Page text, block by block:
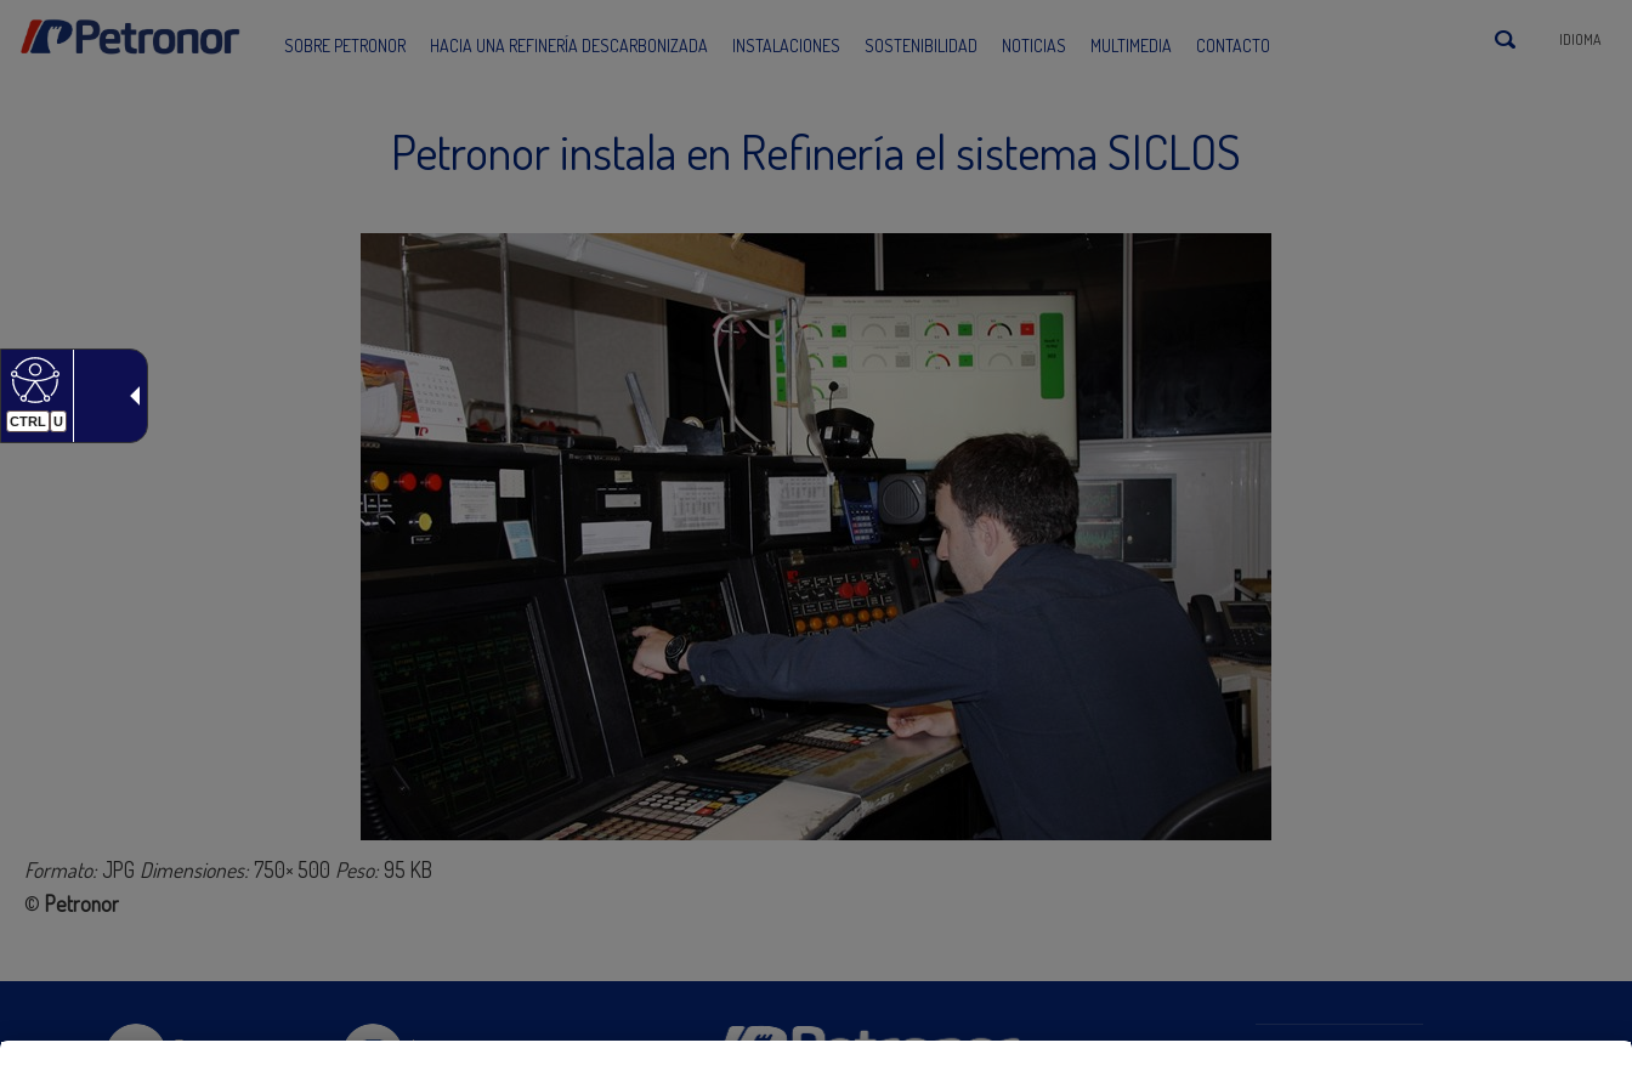
CTRL U
SOBRE PETRONOR HACIA UNA REFINERÍA DESCARBONIZADA INSTALACIONES SOSTENIBILIDAD NOTICIAS MULTIMEDIA CONTACTO IDIOMA
Petronor instala en Refinería el sistema SICLOS
Formato: JPG Dimensiones: 750× 500 Peso: 95 KB
© Petronor
Twitter Instagram